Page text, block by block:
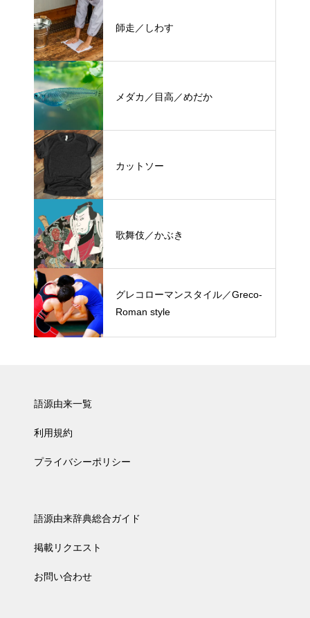
師走／しわす
メダカ／目高／めだか
カットソー
歌舞伎／かぶき
グレコローマンスタイル／Greco-
Roman style
語源由来一覧
利用規約
プライバシーポリシー
語源由来辞典総合ガイド
掲載リクエスト
お問い合わせ